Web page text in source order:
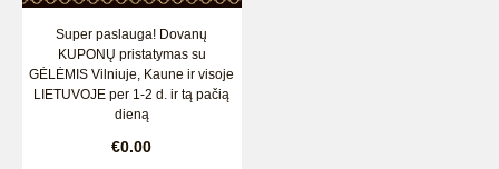
Super paslauga! Dovanų
KUPONŲ pristatymas su
GĖLĖMIS Vilniuje, Kaune ir visoje
LIETUVOJE per 1-2 d. ir tą pačią
dieną
€0.00